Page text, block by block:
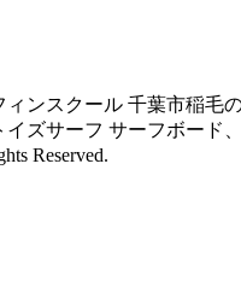
ィンスクール 千葉市稲毛
イズサーフ サーフボード
Reserved.